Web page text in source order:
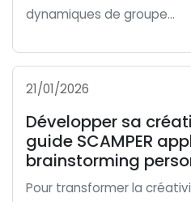
dynamiques de groupe...
21/01/2026
Développer sa
guide SCAMPER
brainstorming
Pour transformer la